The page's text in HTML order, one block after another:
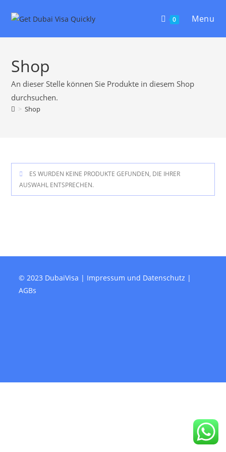
0 Menu
Shop
An dieser Stelle können Sie Produkte in diesem Shop
durchsuchen.
> Shop
ES WURDEN KEINE PRODUKTE GEFUNDEN, DIE IHRER
AUSWAHL ENTSPRECHEN.
© 2023 DubaiVisa | Impressum und Datenschutz |
AGBs